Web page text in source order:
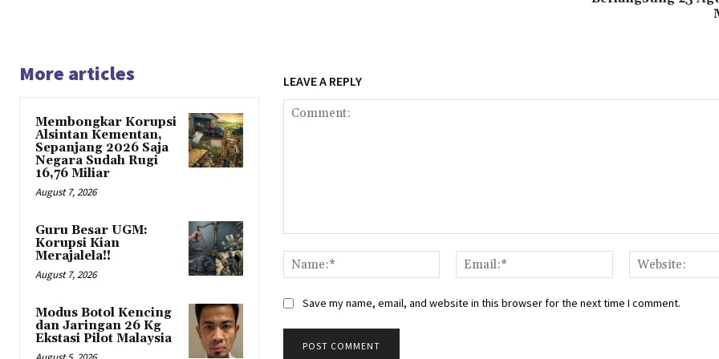
More articles
Membongkar Korupsi
Alsintan Kementan,
Sepanjang 2026 Saja
Negara Sudah Rugi
16,76 Miliar
August 7, 2026
Guru Besar UGM:
Korupsi Kian
Merajalela!!
August 7, 2026
Modus Botol Kencing
dan Jaringan 26 Kg
Ekstasi Pilot Malaysia
LEAVE A REPLY
Name:*
Email:*
Save my name, email, and website in this browser for the next time I comment.